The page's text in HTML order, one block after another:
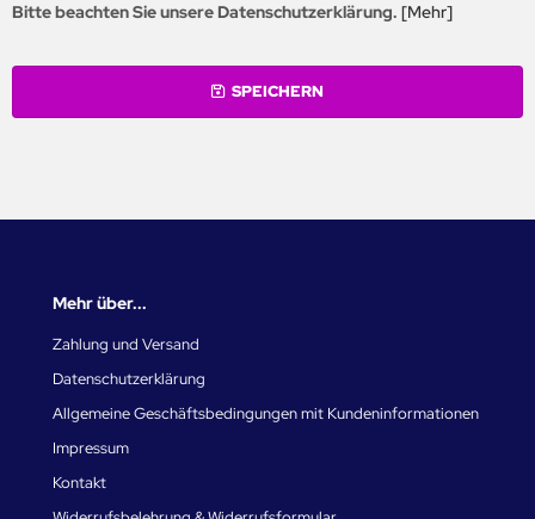
Bitte beachten Sie unsere Datenschutzerklärung. [Mehr]
SPEICHERN
Mehr über...
Zahlung und Versand
Datenschutzerklärung
Allgemeine Geschäftsbedingungen mit Kundeninformationen
Impressum
Kontakt